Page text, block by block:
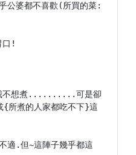
公婆都不喜歡(所買的菜:
口!
我不想煮..........可是卻
所煮的人家都吃不下}這
適.但~這陣子幾乎都這